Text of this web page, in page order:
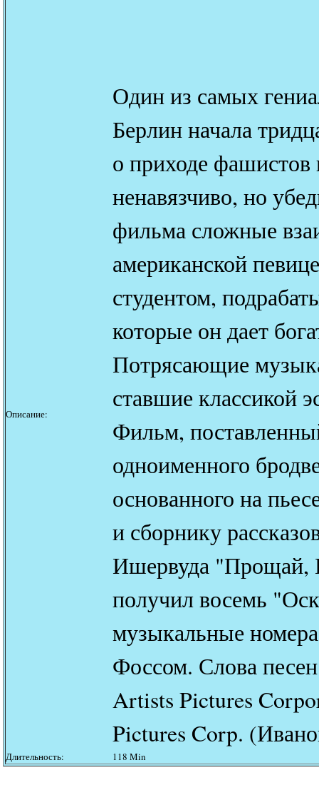
Описание:
Один из самых
Берлин начала
о приходе фашистов
ненавязчиво, но
фильма сложные
американской
студентом,
которые он дает
Потрясающие
ставшие классикой
Фильм,
одноименного
основанного на
и сборнику
Ишервуда "Прощай,
получил восемь
музыкальные
Фоссом. Слова
Artists Pictures
Pictures Corp.
Длительность: 118 Min